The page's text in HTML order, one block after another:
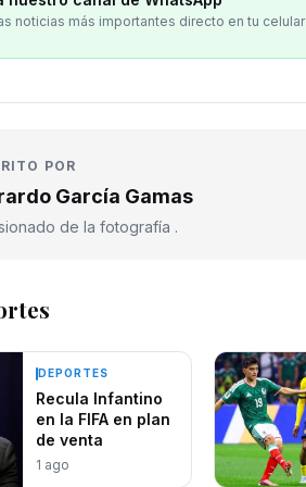
noticias más importantes directo en tu celular
POR
García Gamas
de la fotografía .
DEPORTES
Recula Infantino
en la FIFA en plan
de venta
1 ago